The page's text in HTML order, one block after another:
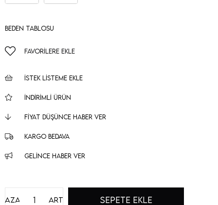
Beden Tablosu
FAVORILERE EKLE
İSTEK LISTEME EKLE
İNDIRIMLI ÜRÜN
FIYAT DÜŞÜNCE HABER VER
KARGO BEDAVA
GELINCE HABER VER
Artır
Azalt